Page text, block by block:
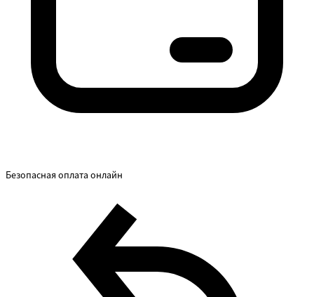
Безопасная оплата онлайн